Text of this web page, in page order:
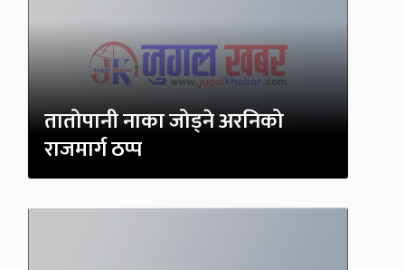
तातोपानी नाका जोड्ने अरनिको
राजमार्ग ठप्प